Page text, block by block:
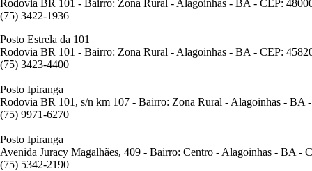
Rodovia BR 101 - Bairro: Zona Rural - Alagoinhas - BA - CEP:
(75) 3422-1936
Posto Estrela da 101
Rodovia BR 101 - Bairro: Zona Rural - Alagoinhas - BA - CEP:
(75) 3423-4400
Posto Ipiranga
Rodovia BR 101, s/n km 107 - Bairro: Zona Rural - Alagoinhas - BA
(75) 9971-6270
Posto Ipiranga
Avenida Juracy Magalhães, 409 - Bairro: Centro - Alagoinhas - BA -
(75) 5342-2190